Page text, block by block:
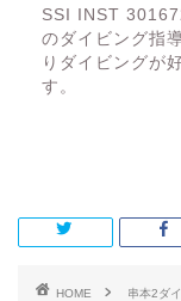
SSI INST
のダイビング指
りダイビングが
す。
HOME 串本2ダ